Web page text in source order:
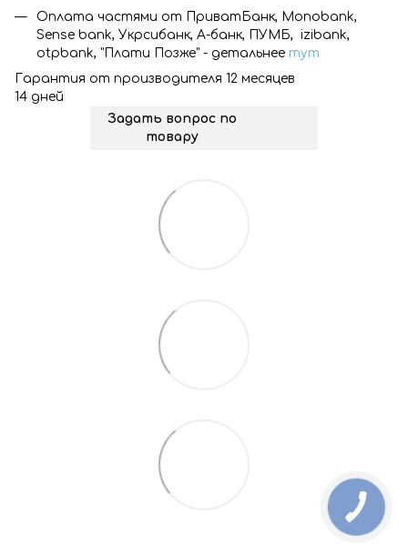
Оплата частями от ПриватБанк, Monobank,
Sense bank, Укрсибанк, А-банк, ПУМБ, izibank,
otpbank, "Плати Позже" - детальнее тут
Гарантия от производителя 12 месяцев
14 дней
Задать вопрос по
товару